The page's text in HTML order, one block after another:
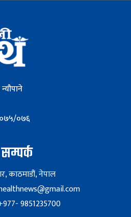
०७५/०७६
सम्पर्क
काठमाडौं, नेपाल
9851235700